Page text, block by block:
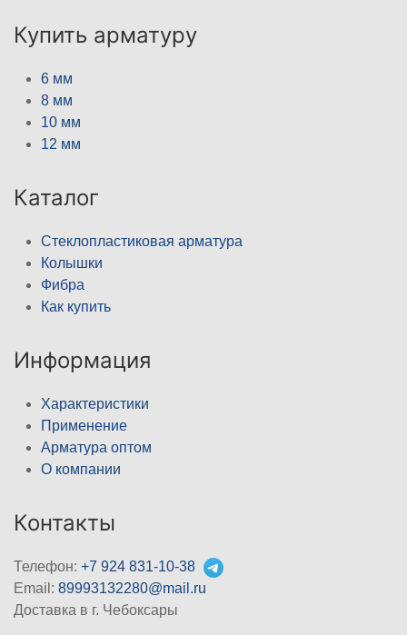
Купить арматуру
6 мм
8 мм
10 мм
12 мм
Каталог
Стеклопластиковая арматура
Колышки
Фибра
Как купить
Информация
Характеристики
Применение
Арматура оптом
О компании
Контакты
Телефон: +7 924 831-10-38
Email: 89993132280@mail.ru
Доставка в г. Чебоксары